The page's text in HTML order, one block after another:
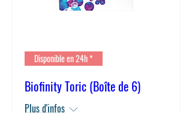
Disponible en 24h *
Biofinity Toric (Boîte de 6)
Plus d'infos